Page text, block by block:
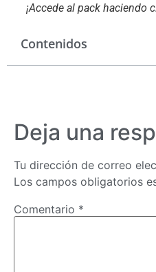
¡Accede al pack haciendo
Contenidos
Deja una
Tu dirección de correo
Los campos obligatorios
Comentario *